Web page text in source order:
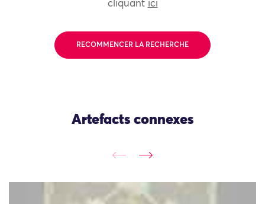
cliquant ici
RECOMMENCER LA RECHERCHE
Artefacts connexes